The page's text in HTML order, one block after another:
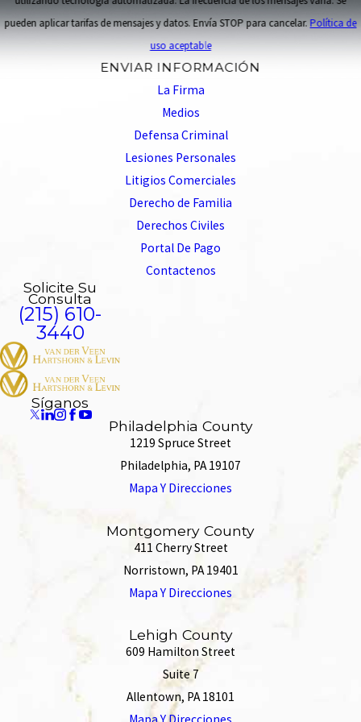
pueden aplicar tarifas de mensajes y datos. Envía STOP para cancelar.Política de
uso aceptable
ENVIAR INFORMACIÓN
La Firma
Medios
Defensa Criminal
Lesiones Personales
Litigios Comerciales
Derecho de Familia
Derechos Civiles
Portal De Pago
Contactenos
Solicite Su
Consulta
(215) 610-
3440
Síganos
Philadelphia County
1219 Spruce Street
Philadelphia, PA 19107
Mapa Y Direcciones
Montgomery County
411 Cherry Street
Norristown, PA 19401
Mapa Y Direcciones
Lehigh County
609 Hamilton Street
Suite 7
Allentown, PA 18101